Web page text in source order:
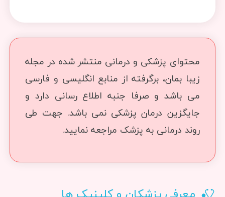
محتوای پزشکی و درمانی منتشر شده در مجله
زیبا بمان، برگرفته از منابع انگلیسی و فارسی
می باشد و صرفا جنبه اطلاع رسانی دارد و
جایگزین درمان پزشکی نمی باشد. جهت طی
روند درمانی به پزشک مراجعه نمایید.